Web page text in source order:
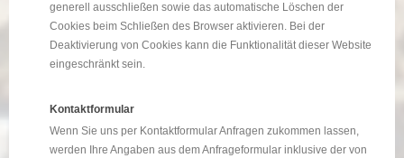
generell ausschließen sowie das automatische Löschen der
Cookies beim Schließen des Browser aktivieren. Bei der
Deaktivierung von Cookies kann die Funktionalität dieser Website
eingeschränkt sein.
Kontaktformular
Wenn Sie uns per Kontaktformular Anfragen zukommen lassen,
werden Ihre Angaben aus dem Anfrageformular inklusive der von